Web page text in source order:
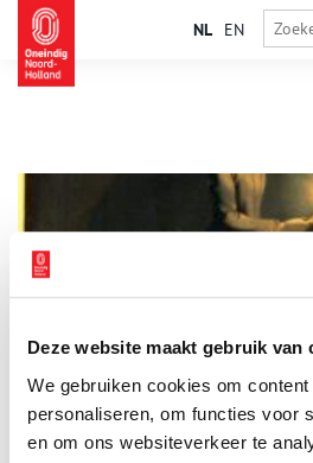
Deze website maakt gebruik van
We gebruiken cookies om
personaliseren, om functies voor
en om ons websiteverkeer te
NL EN
Op 12 mei vieren we de Internationale
Op deze dag wordt er aandacht
en hun bijdrage aan de
essentieel beroep gaat bleek